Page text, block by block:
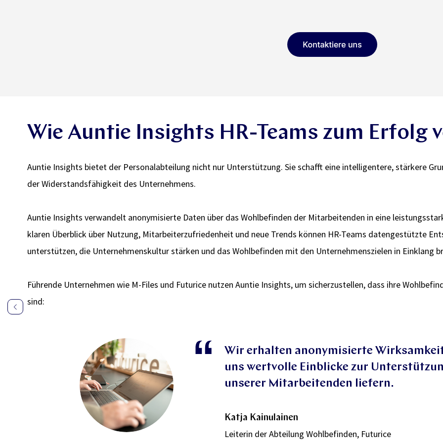
Wie Auntie Insights HR-Teams zum Erfolg
Auntie Insights bietet der Personalabteilung nicht nur Unterstützung. Sie schafft eine intelligentere, stärkere
der Widerstandsfähigkeit des Unternehmens.
Auntie Insights verwandelt anonymisierte Daten über das Wohlbefinden der Mitarbeitenden in eine
klaren Überblick über Nutzung, Mitarbeiterzufriedenheit und neue Trends können HR-Teams datengestützte
unterstützen, die Unternehmenskultur stärken und das Wohlbefinden mit den Unternehmenszielen in Einklang
Führende Unternehmen wie M-Files und Futurice nutzen Auntie Insights, um sicherzustellen, dass ihre
sind:
Anonyme Daten aus dem Auntie Service helfen dabei, die
Wirksamkeit des Dienstes zu überwachen und zu verbessern.
Nea Suvinen, P&C Business Partner, M-Files